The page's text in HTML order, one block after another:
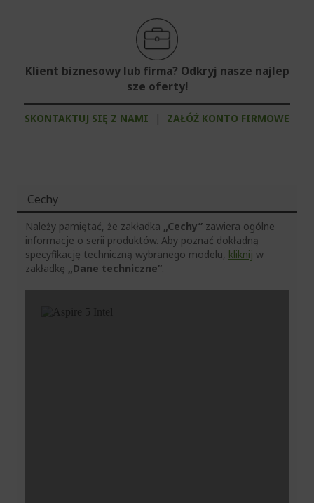
Klient biznesowy lub firma? Odkryj nasze najlep
sze oferty!
SKONTAKTUJ SIĘ Z NAMI | ZAŁÓŻ KONTO FIRMOWE
Cechy
Należy pamiętać, że zakładka „Cechy” zawiera ogólne
informacje o serii produktów. Aby poznać dokładną
specyfikację techniczną wybranego modelu, kliknij w
zakładkę „Dane techniczne”.